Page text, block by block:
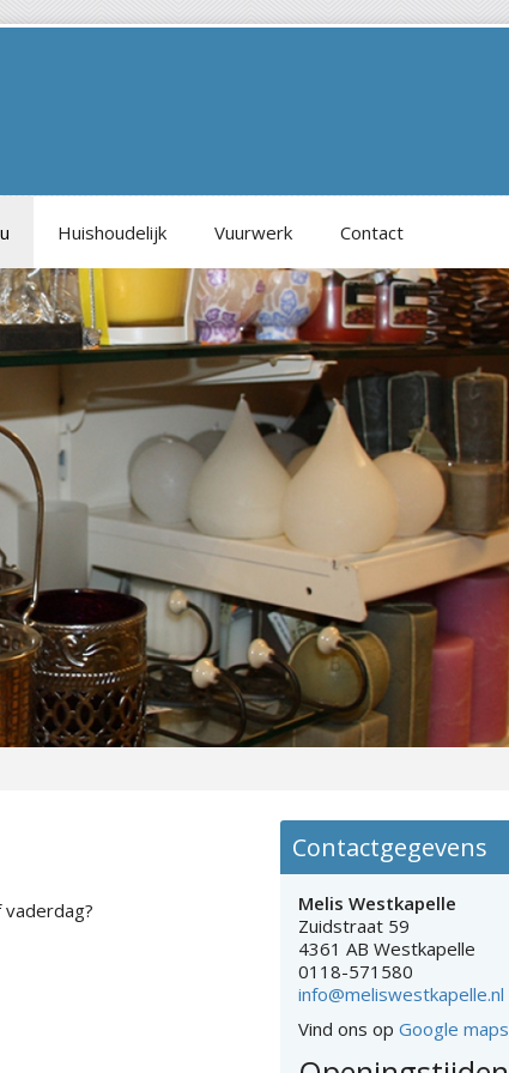
Huishoudelijk Vuurwerk Contact
Contactgegevens
Melis Westkapelle
Zuidstraat 59
4361 AB Westkapelle
0118-571580
info@meliswestkapelle.nl
Vind ons op Google maps